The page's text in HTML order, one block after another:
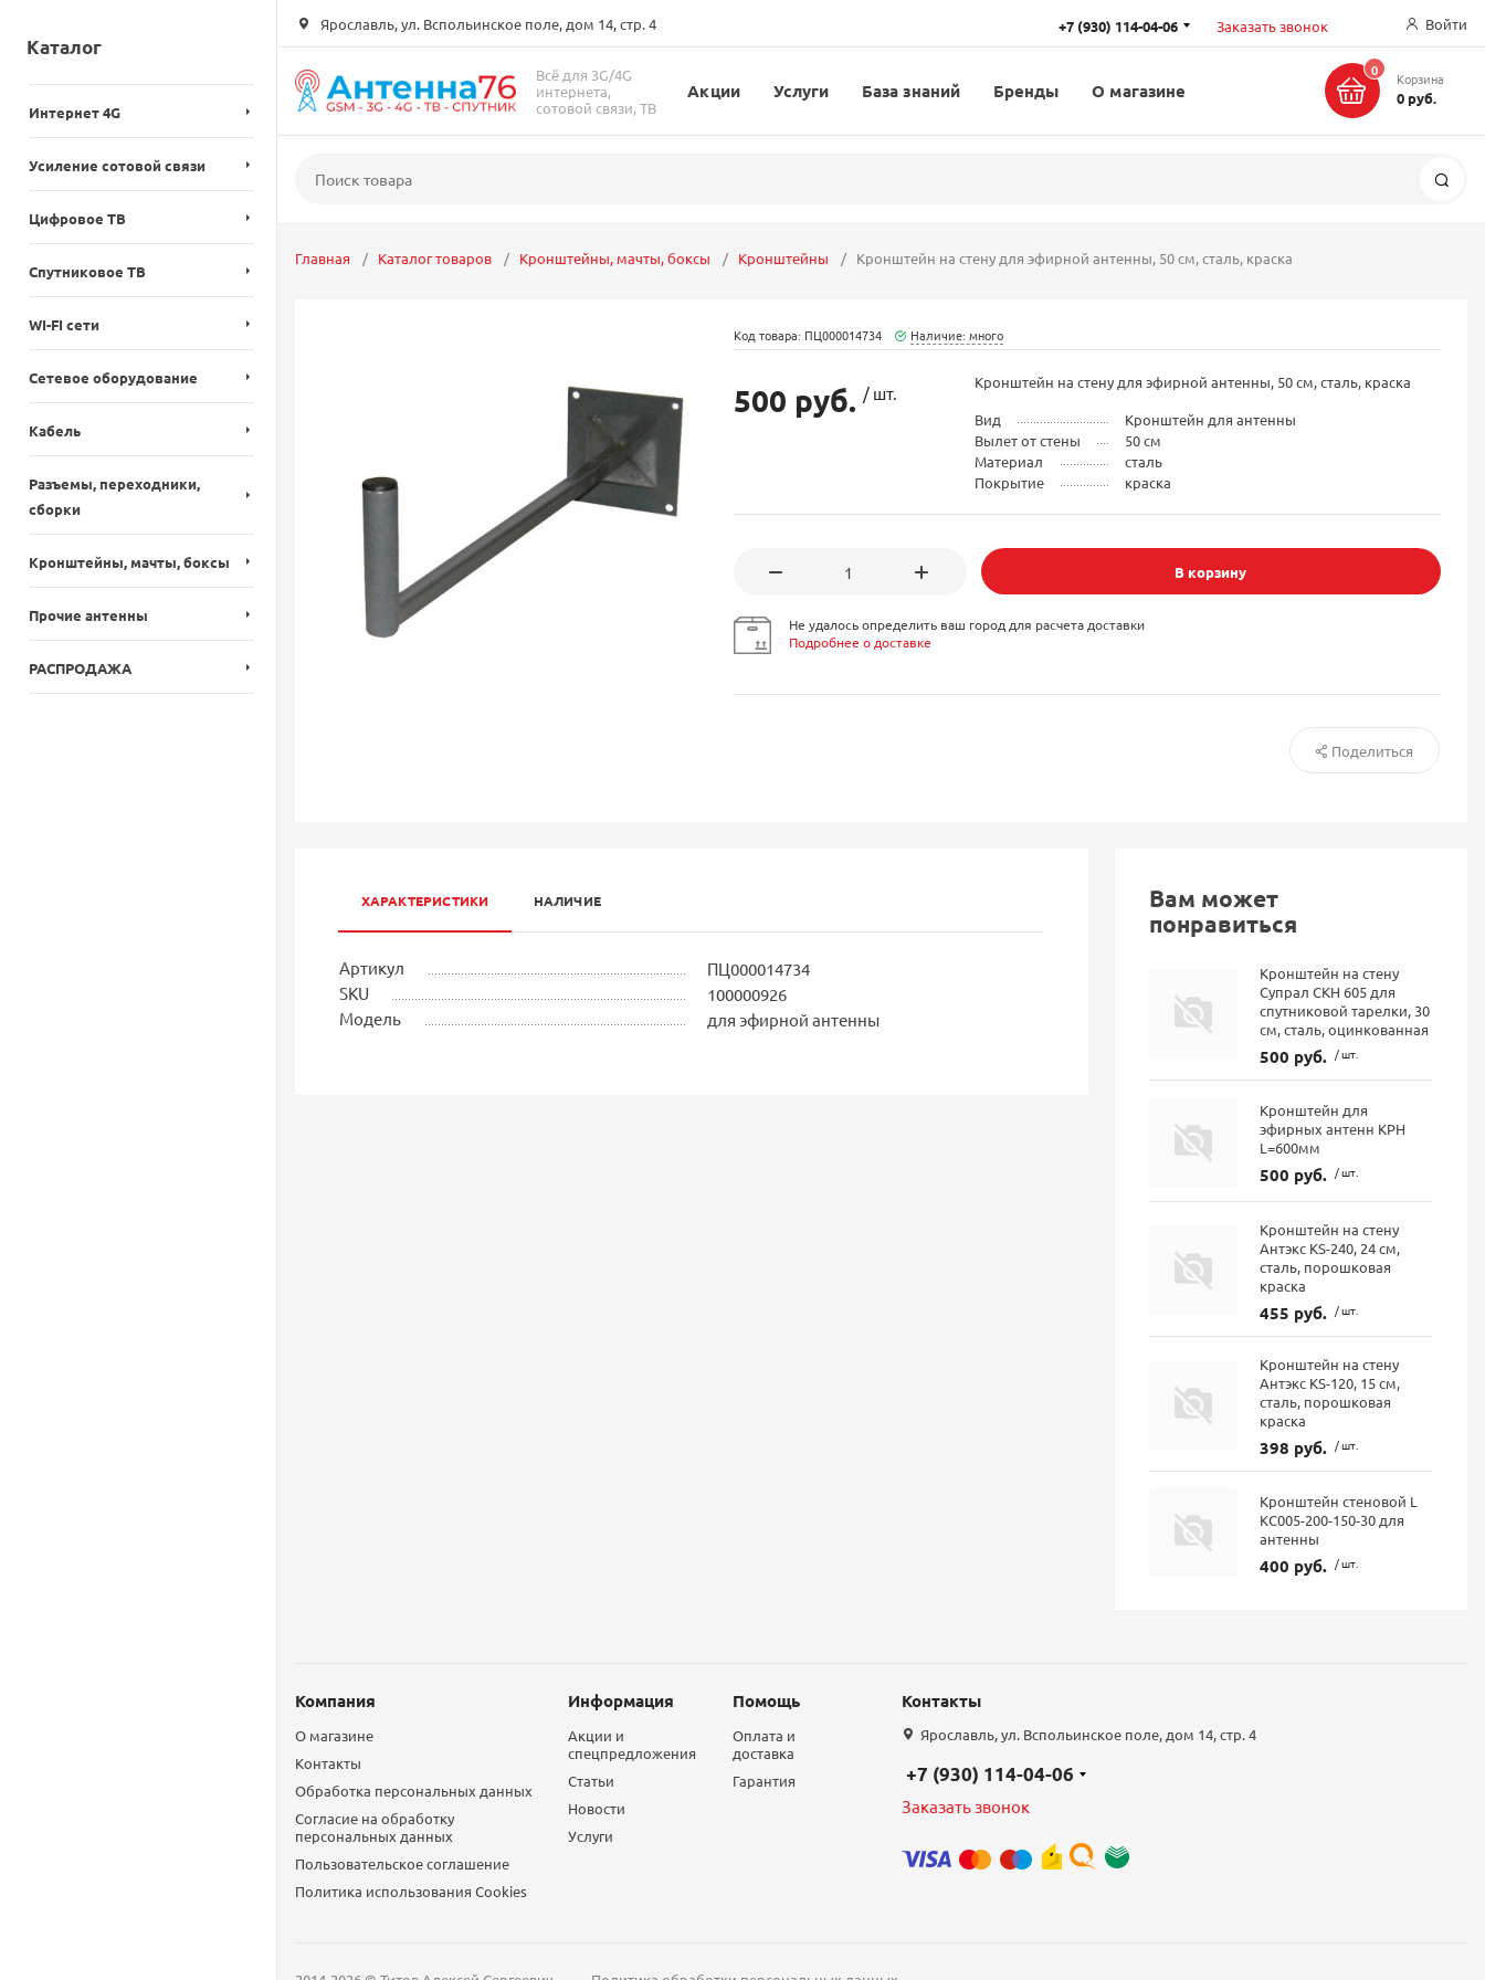
Ярославль, ул. Вспольинское поле, дом 14, стр. 4 +7 (930) 114-04-06 Заказать звонок Войти
Всё для 3G/4G
интернета,
сотовой связи, ТВ
Акции Услуги База знаний Бренды О магазине
0 Корзина
0 руб.
Каталог
Интернет 4G
Усиление сотовой связи
Цифровое ТВ
Спутниковое ТВ
WI-FI сети
Сетевое оборудование
Кабель
Разъемы, переходники,
сборки
Кронштейны, мачты, боксы
Прочие антенны
РАСПРОДАЖА
Главная Каталог товаров Кронштейны, мачты, боксы Кронштейны Кронштейн на стену для эфирной антенны, 50 см, сталь, краска
Код товара: ПЦ000014734 Наличие: много
500 руб. / шт.
Кронштейн на стену для эфирной антенны, 50 см, сталь, краска
Вид
Кронштейн для антенны
Вылет от стены
50 см
Материал
сталь
Покрытие
краска
В корзину
Не удалось определить ваш город для расчета доставки
Подробнее о доставке
Поделиться
ХАРАКТЕРИСТИКИ НАЛИЧИЕ
Артикул
ПЦ000014734
SKU
100000926
Модель
для эфирной антенны
Вам может
понравиться
Кронштейн на стену
Супрал СКН 605 для
спутниковой тарелки, 30
см, сталь, оцинкованная
500 руб. / шт.
Кронштейн для
эфирных антенн КРН
L=600мм
500 руб. / шт.
Кронштейн на стену
Антэкс KS-240, 24 см,
сталь, порошковая
краска
455 руб. / шт.
Кронштейн на стену
Антэкс KS-120, 15 см,
сталь, порошковая
краска
398 руб. / шт.
Кронштейн стеновой L
КС005-200-150-30 для
антенны
400 руб. / шт.
Компания
О магазине
Контакты
Обработка персональных данных
Согласие на обработку
персональных данных
Пользовательское соглашение
Политика использования Сookies
Информация
Акции и
спецпредложения
Статьи
Новости
Услуги
Помощь
Оплата и
доставка
Гарантия
Контакты
Ярославль, ул. Вспольинское поле, дом 14, стр. 4
+7 (930) 114-04-06
Заказать звонок